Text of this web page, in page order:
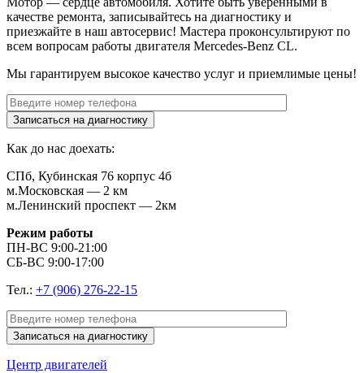
качестве ремонта, записывайтесь на диагностику и
приезжайте в наш автосервис! Мастера проконсультируют по
всем вопросам работы двигателя Mercedes-Benz CL.
Мы гарантируем высокое качество услуг и приемлимые цены!
Как до нас доехать:
СПб, Кубинская 76 корпус 4б
м.Московская — 2 км
м.Ленинский проспект — 2км
Режим работы
ПН-ВС 9:00-21:00
СБ-ВС 9:00-17:00
Тел.: +7 (906) 276-22-15
Центр двигателей